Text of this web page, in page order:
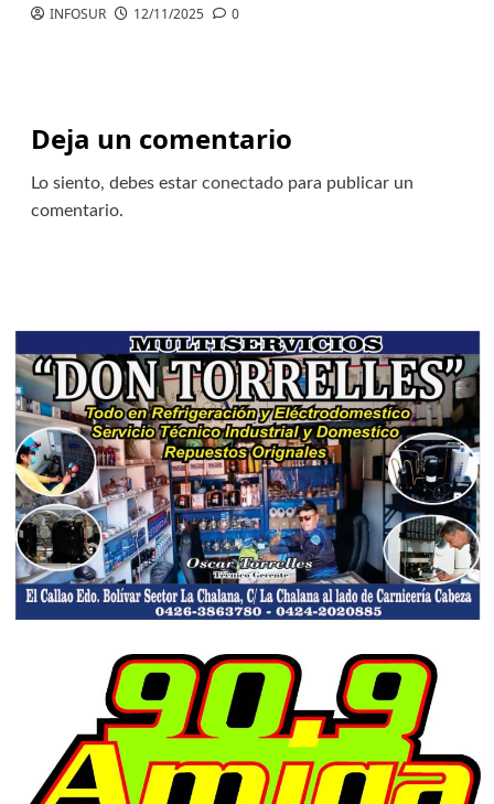
INFOSUR 12/11/2025 0
Deja un comentario
Lo siento, debes estar conectadopara publicar un
comentario.